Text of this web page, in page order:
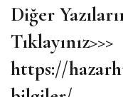
Diğer
Tıklayınız>>>
https://